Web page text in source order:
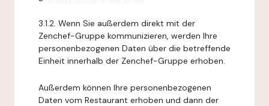
3.1.2. Wenn Sie außerdem direkt mit der
Zenchef-Gruppe kommunizieren, werden Ihre
personenbezogenen Daten über die betreffende
Einheit innerhalb der Zenchef-Gruppe erhoben.
Außerdem können Ihre personenbezogenen
Daten vom Restaurant erhoben und dann der